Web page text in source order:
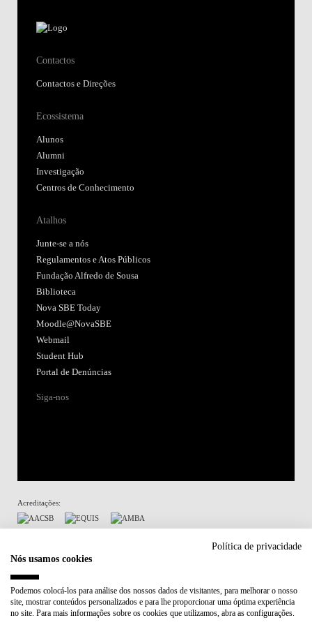
Contactos
Contactos e Direções
Ecossistema
Alunos
Alumni
Investigação
Centros de Conhecimento
Atalhos
Junte-se a nós
Regulamentos e Atos Públicos
Fundação Alfredo de Sousa
Biblioteca
Nova SBE Today
Moodle@NovaSBE
Webmail
Student Hub
Portal de Denúncias
Siga-nos
Acreditações:
Participa em:
Plano de Recuperação e Resiliência (PRR)
Política de privacidade
Nós usamos cookies
Podemos colocá-los para análise dos nossos dados de visitantes, para melhorar o nosso
site, mostrar conteúdos personalizados e para lhe proporcionar uma óptima experiência
no site. Para mais informações sobre os cookies que utilizamos, abra as configurações.